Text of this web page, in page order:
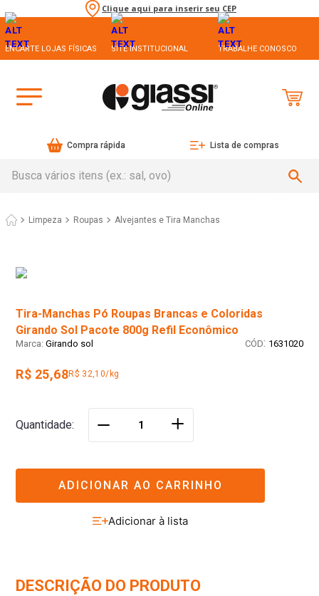
Clique aqui para inserir seu CEP
ENCARTE LOJAS FÍSICAS SITE INSTITUCIONAL TRABALHE CONOSCO
Compra rápida Lista de compras
Limpeza Roupas Alvejantes e Tira Manchas
Tira-Manchas Pó Roupas Brancas e Coloridas
Girando Sol Pacote 800g Refil Econômico
Girando sol : 1631020
R$ 25,68R$ 32,10/kg
Quantidade ＋
ADICIONAR AO CARRINHO
DESCRIÇÃO DO PRODUTO